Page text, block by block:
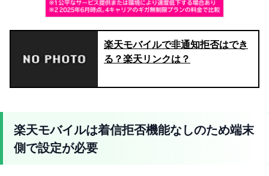
楽天モバイルで非通知拒否はでき
る？楽天リンクは？
楽天モバイルは着信拒否機能なしのため端末
側で設定が必要